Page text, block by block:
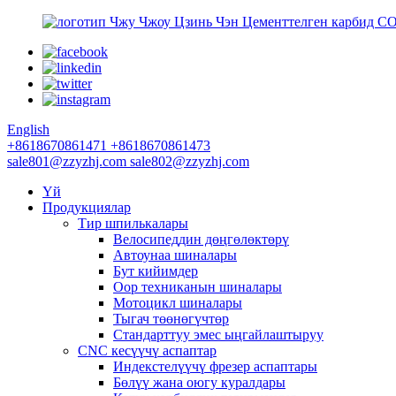
Чжу Чжоу Цзинь Чэн Цементтелген карбид
English
+8618670861471 +8618670861473
sale801@zzyzhj.com sale802@zzyzhj.com
Үй
Продукциялар
Тир шпилькалары
Велосипеддин дөңгөлөктөрү
Автоунаа шиналары
Бут кийимдер
Оор техниканын шиналары
Мотоцикл шиналары
Тыгач төөнөгүчтөр
Стандарттуу эмес ыңгайлаштыруу
CNC кесүүчү аспаптар
Индекстелүүчү фрезер аспаптары
Бөлүү жана оюгу куралдары